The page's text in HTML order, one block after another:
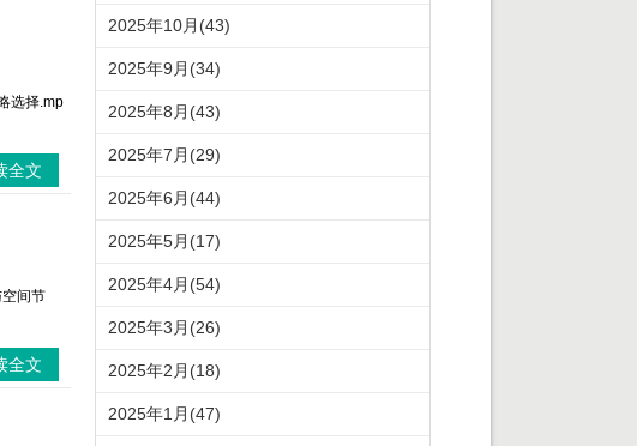
选择.mp
全文
空间节
全文
2025年10月(43)
2025年9月(34)
2025年8月(43)
2025年7月(29)
2025年6月(44)
2025年5月(17)
2025年4月(54)
2025年3月(26)
2025年2月(18)
2025年1月(47)